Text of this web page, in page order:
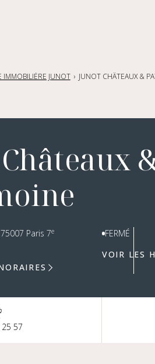
IMMOBILIÈRE JUNOT JUNOT CHÂTEAUX &
Paris 7e
FERMÉ
VOIR LES
Lundi
57